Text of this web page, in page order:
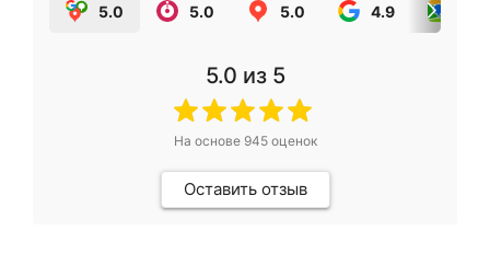
5.0 5.0 5.0 4.9
5.0 из 5
На основе 945оценок
Оставить отзыв